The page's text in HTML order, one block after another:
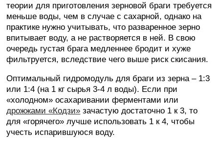
теории для приготовления зерновой браги требуется
меньше воды, чем в случае с сахарной, однако на
практике нужно учитывать, что разваренное зерно
впитывает воду, а не растворяется в ней. В свою
очередь густая брага медленнее бродит и хуже
фильтруется, вследствие чего выше риск скисания.
Оптимальный гидромодуль для браги из зерна – 1:3
или 1:4 (на 1 кг сырья 3-4 л воды). Если при
«холодном» осахаривании ферментами или
дрожжами «Кодзи» зачастую достаточно 1 к 3, то
для «горячего» лучше использовать 1 к 4, чтобы
учесть испарившуюся воду.